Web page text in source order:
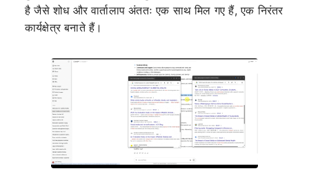
है जैसे शोध और वार्तालाप अंततः एक साथ मिल गए हैं, एक निरंतर
कार्यक्षेत्र बनाते हैं।